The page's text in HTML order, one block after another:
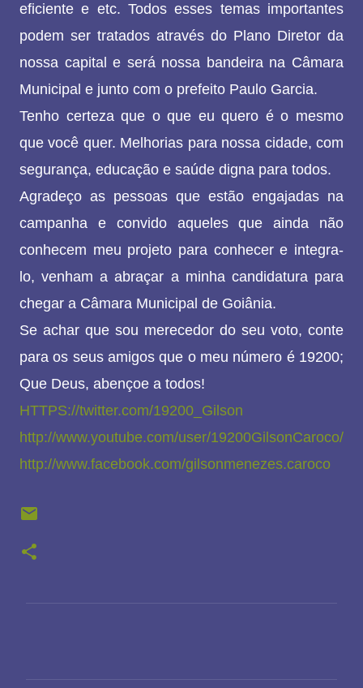
eficiente e etc. Todos esses temas importantes
podem ser tratados através do Plano Diretor da
nossa capital e será nossa bandeira na Câmara
Municipal e junto com o prefeito Paulo Garcia.
Tenho certeza que o que eu quero é o mesmo
que você quer. Melhorias para nossa cidade, com
segurança, educação e saúde digna para todos.
Agradeço as pessoas que estão engajadas na
campanha e convido aqueles que ainda não
conhecem meu projeto para conhecer e integra-
lo, venham a abraçar a minha candidatura para
chegar a Câmara Municipal de Goiânia.
Se achar que sou merecedor do seu voto, conte
para os seus amigos que o meu número é 19200;
Que Deus, abençoe a todos!
HTTPS://twitter.com/19200_Gilson
http://www.youtube.com/user/19200GilsonCaroco/
http://www.facebook.com/gilsonmenezes.caroco